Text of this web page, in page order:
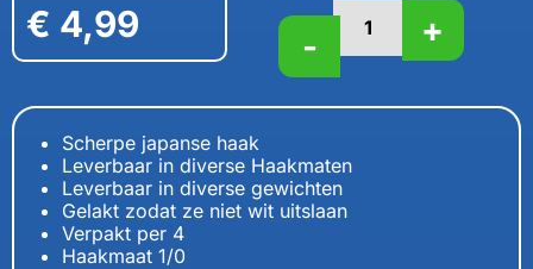
€ 4,99
- +
Scherpe japanse haak
Leverbaar in diverse Haakmaten
Leverbaar in diverse gewichten
Gelakt zodat ze niet wit uitslaan
Verpakt per 4
Haakmaat 1/0